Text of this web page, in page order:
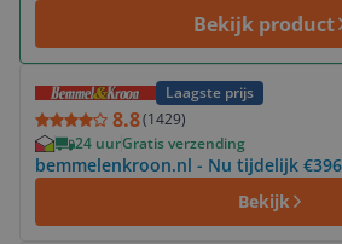
Bekijk product
Laagste prijs
8.8(1429)
24 uurGratis verzending
bemmelenkroon.nl - Nu tijdelijk
Bekijk